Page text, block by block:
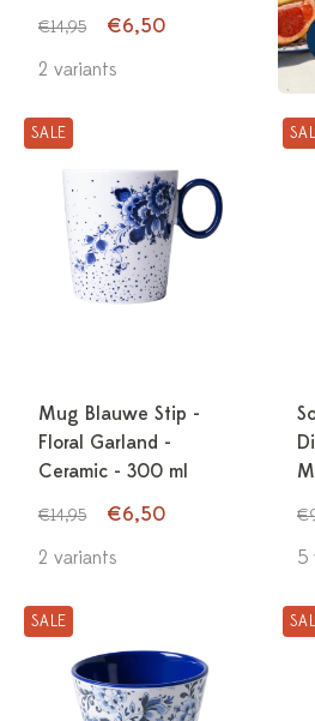
€14,95
€6,50
2 variants
SALE
Mug Blauwe Stip -
Floral Garland -
Ceramic - 300 ml
€14,95
€6,50
2 variants
5
SALE